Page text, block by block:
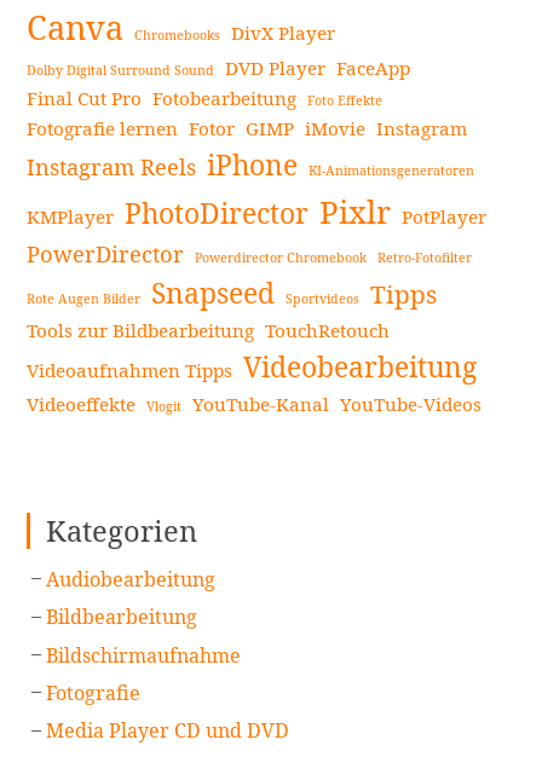
Canva Chromebooks DivX Player
Dolby Digital Surround Sound DVD Player FaceApp
Final Cut Pro Fotobearbeitung Foto Effekte
Fotografie lernen Fotor GIMP iMovie Instagram
Instagram Reels iPhone KI-Animationsgeneratoren
KMPlayer PhotoDirector Pixlr PotPlayer
PowerDirector Powerdirector Chromebook Retro-Fotofilter
Rote Augen Bilder Snapseed Sportvideos Tipps
Tools zur Bildbearbeitung TouchRetouch
Videoaufnahmen Tipps Videobearbeitung
Videoeffekte Vlogit YouTube-Kanal YouTube-Videos
Kategorien
Audiobearbeitung
Bildbearbeitung
Bildschirmaufnahme
Fotografie
Media Player CD und DVD